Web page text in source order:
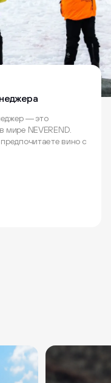
— это
мире NEVEREND.
вино с